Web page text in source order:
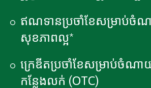
ឥណទានប្រចាំខែសម្រាប់ចំ
សុខភាពល្អ*
ក្រេឌីតប្រចាំខែសម្រាប់ចំណ
កន្លែងលក់ (OTC)